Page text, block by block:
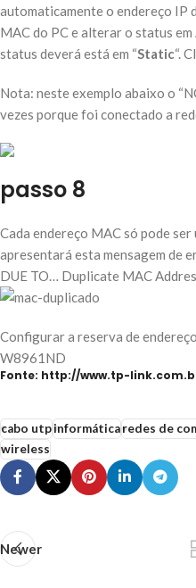
automaticamente o endereço IP
MAC do PC e alterar o status
status deverá está em “Static“.
Nota: neste exemplo abaixo o
vezes porque foi conectado a
passo 8
Cada endereço MAC só pode
apresentará esta mensagem de
DUE TO… Duplicate MAC
Configurar a reserva de
W8961ND
Fonte: http://www.tp-
cabo utpinformáticaredes de
wireless
Newer